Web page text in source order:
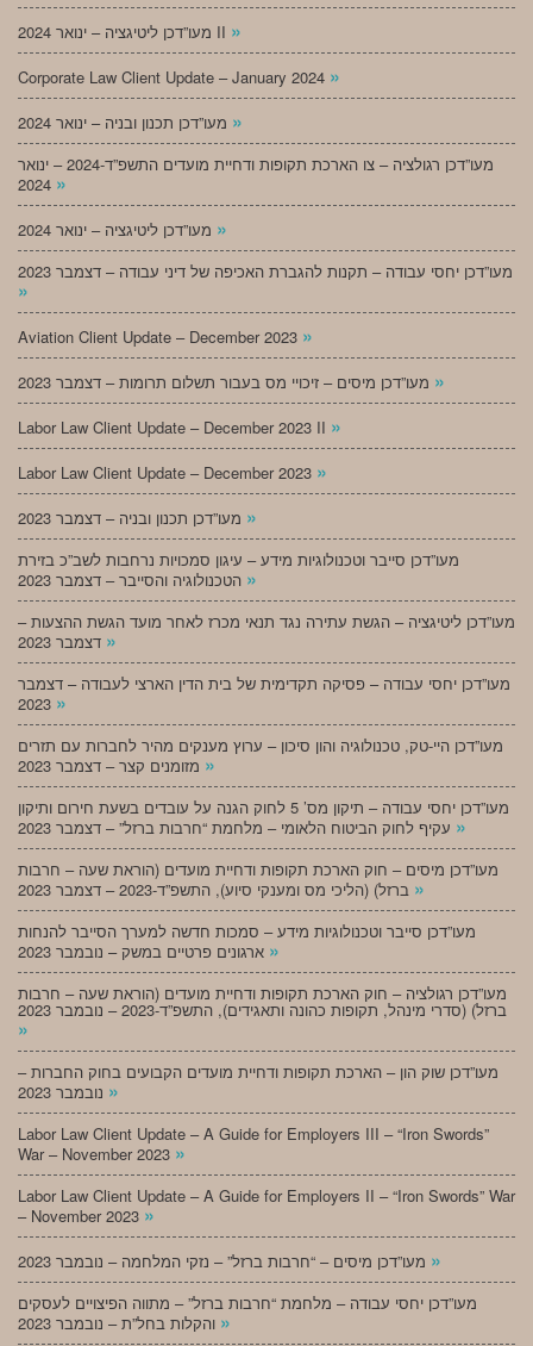
מעו”דכן ליטיגציה – ינואר 2024 II »
Corporate Law Client Update – January 2024 »
»
מעו”דכן רגולציה – צו הארכת תקופות ודחיית מועדים התשפ”ד-2024 – ינואר
»
»
מעו”דכן יחסי עבודה – תקנות להגברת האכיפה של דיני עבודה – דצמבר 2023
»
Aviation Client Update – December 2023 »
»
Labor Law Client Update – December 2023 II »
Labor Law Client Update – December 2023 »
»
מעו”דכן סייבר וטכנולוגיות מידע – עיגון סמכויות נרחבות לשב”כ בזירת
»
מעו”דכן ליטיגציה – הגשת עתירה נגד תנאי מכרז לאחר מועד הגשת ההצעות –
»
מעו”דכן יחסי עבודה – פסיקה תקדימית של בית הדין הארצי לעבודה – דצמבר
»
מעו”דכן היי-טק, טכנולוגיה והון סיכון – ערוץ מענקים מהיר לחברות עם תזרים
»
מעו”דכן יחסי עבודה – תיקון מס’ 5 לחוק הגנה על עובדים בשעת חירום ותיקון
»
מעו”דכן מיסים – חוק הארכת תקופות ודחיית מועדים (הוראת שעה – חרבות
»
מעו”דכן סייבר וטכנולוגיות מידע – סמכות חדשה למערך הסייבר להנחות
»
מעו”דכן רגולציה – חוק הארכת תקופות ודחיית מועדים (הוראת שעה – חרבות
ברזל) (סדרי מינהל, תקופות כהונה ותאגידים), התשפ”ד-2023 – נובמבר 2023
»
מעו”דכן שוק הון – הארכת תקופות ודחיית מועדים הקבועים בחוק החברות –
»
Labor Law Client Update – A Guide for Employers III – “Iron Swords”
War – November 2023 »
Labor Law Client Update – A Guide for Employers II – “Iron Swords” War
– November 2023 »
»
מעו”דכן יחסי עבודה – מלחמת “חרבות ברזל” – מתווה הפיצויים לעסקים
»